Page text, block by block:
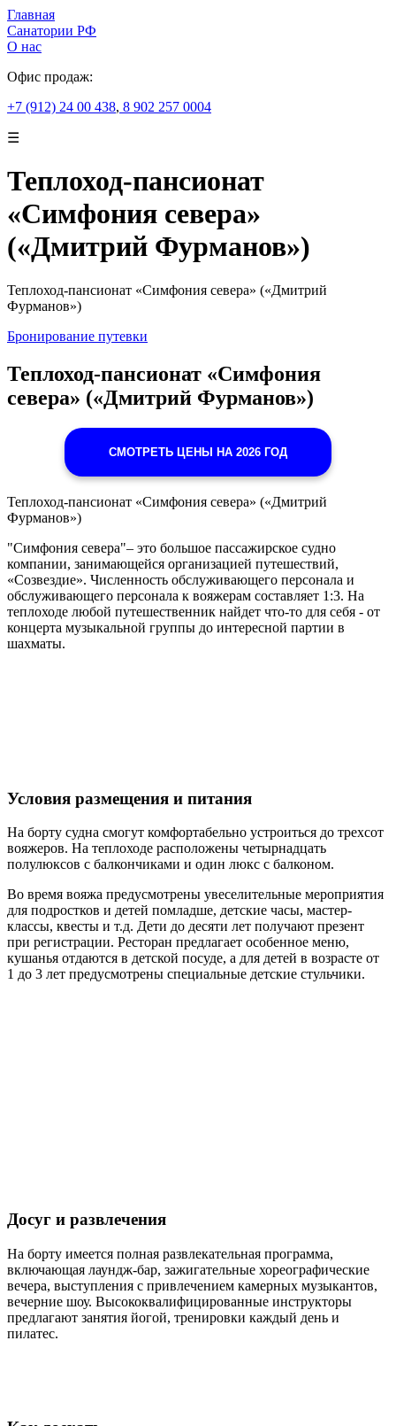
Главная
Санатории РФ
О нас
Офис продаж:
+7 (912) 24 00 438, 8 902 257 0004
☰
Теплоход-пансионат
«Симфония севера»
(«Дмитрий Фурманов»)
Теплоход-пансионат «Симфония севера» («Дмитрий
Фурманов»)
Бронирование путевки
Теплоход-пансионат «Симфония
севера» («Дмитрий Фурманов»)
СМОТРЕТЬ ЦЕНЫ НА 2026 ГОД
Теплоход-пансионат «Симфония севера» («Дмитрий
Фурманов»)
"Симфония севера"– это большое пассажирское судно
компании, занимающейся организацией путешествий,
«Созвездие». Численность обслуживающего персонала и
обслуживающего персонала к вояжерам составляет 1:3. На
теплоходе любой путешественник найдет что-то для себя - от
концерта музыкальной группы до интересной партии в
шахматы.
Условия размещения и питания
На борту судна смогут комфортабельно устроиться до трехсот
вояжеров. На теплоходе расположены четырнадцать
полулюксов с балкончиками и один люкс с балконом.
Во время вояжа предусмотрены увеселительные мероприятия
для подростков и детей помладше, детские часы, мастер-
классы, квесты и т.д. Дети до десяти лет получают презент
при регистрации. Ресторан предлагает особенное меню,
кушанья отдаются в детской посуде, а для детей в возрасте от
1 до 3 лет предусмотрены специальные детские стульчики.
Досуг и развлечения
На борту имеется полная развлекательная программа,
включающая лаундж-бар, зажигательные хореографические
вечера, выступления с привлечением камерных музыкантов,
вечерние шоу. Высококвалифицированные инструкторы
предлагают занятия йогой, тренировки каждый день и
пилатес.